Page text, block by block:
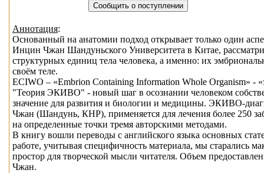
Аннотация:
Основанный на анатомии подход открывает только один
Инцин Чжан Шандуньского Университета в Китае,
структурных единиц тела человека, а именно: их
своём теле.
ECIWO – «Embrion Containing Information Whole
"Теория ЭКИВО" - новый шаг в осознании человеком
значение для развития и биологии и медицины. ЭКИВО-
Чжан (Шандунь, КНР), применяется для лечения более 250
на определенные точки тремя авторскими методами.
В книгу вошли переводы с английского языка основных
работе, учитывая специфичность материала, мы старались
простор для творческой мысли читателя. Объем
Чжан.